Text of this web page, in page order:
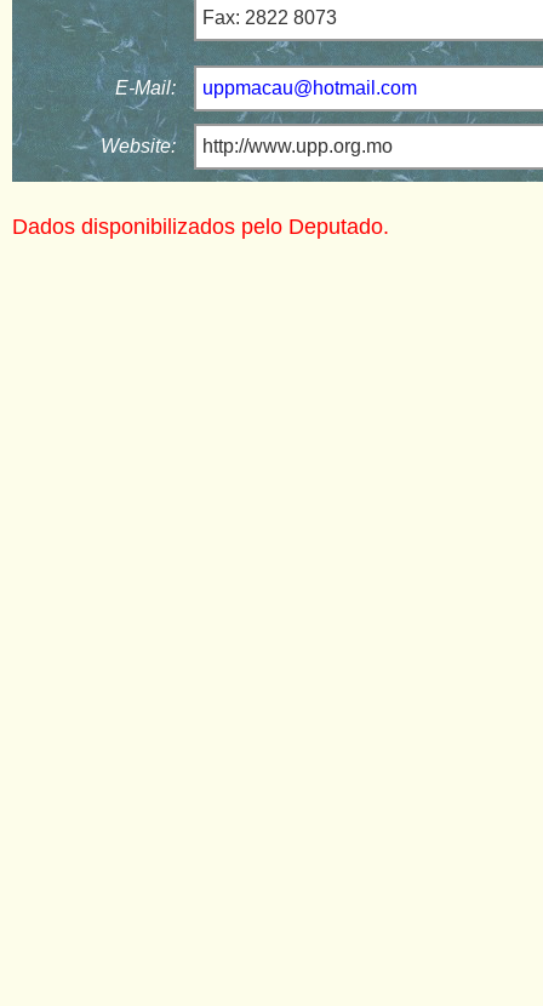
Fax: 2822 8073
E-Mail: uppmacau@hotmail.com
Website: http://www.upp.org.mo
Dados disponibilizados pelo Deputado.